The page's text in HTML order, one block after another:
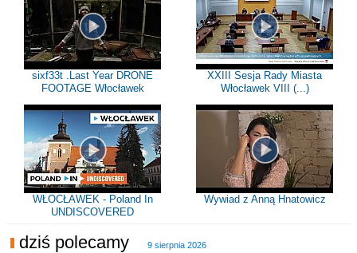
sixf33t .Last Year DRONE
FOOTAGE Włocławek
XXIII Sesja Rady Miasta
Włocławek VIII (...)
WŁOCŁAWEK - Poland In
UNDISCOVERED
Wywiad z Anną Hnatowicz
dziś polecamy 9 sierpnia 2026